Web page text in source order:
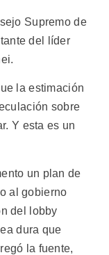
Supremo de
del líder
la estimación
sobre
Y esta es un
un plan de
al gobierno
del lobby
dura que
la fuente,